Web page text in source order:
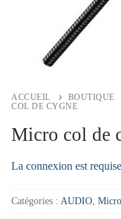
ACCUEIL BOUTIQUE
COL DE CYGNE
Micro col de
La connexion est
Catégories : AUDIO